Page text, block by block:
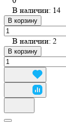
В наличии: 14
В корзину
В наличии: 2
В корзину